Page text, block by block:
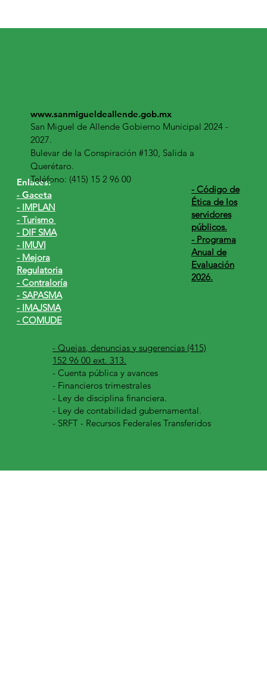
Enlaces:
- Gaceta
- IMPLAN
- Turismo
- DIF SMA
- IMUVI
- Mejora
Regulatoria
- Contraloría
- SAPASMA
- IMAJSMA
- COMUDE
www.sanmigueldeallende.gob.mx
San Miguel de Allende Gobierno Municipal 2024 -
2027.
Bulevar de la Conspiración #130, Salida a
Querétaro.
Teléfono: (415) 15 2 96 00
- Quejas, denuncias y sugerencias (415)
152 96 00 ext. 313.
-Cuenta pública y avances
- Financieros trimestrales
- Ley de disciplina financiera.
- Ley de contabilidad gubernamental.
- SRFT - Recursos Federales Transferidos
​- Código de
Ética de los
servidores
públicos.
- Programa
Anual de
Evaluación
2026.